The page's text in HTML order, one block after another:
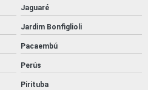
REDES COM MÚLTIPLAS FILIAIS
CARTÃO DE CREDITO
DE CARTÕES
Jaguaré
Jardim Bonfiglioli
Pacaembú
Perús
Pirituba